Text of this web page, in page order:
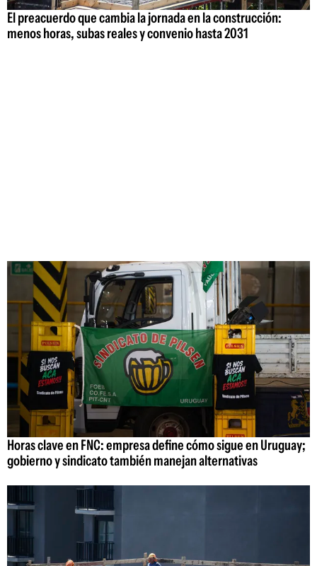
El preacuerdo que cambia la jornada en la construcción:
menos horas, subas reales y convenio hasta 2031
Horas clave en FNC: empresa define cómo sigue en Uruguay;
gobierno y sindicato también manejan alternativas